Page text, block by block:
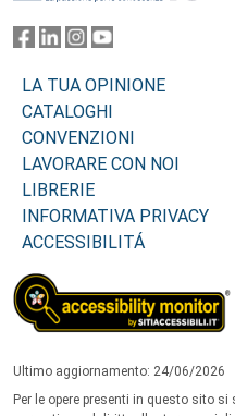
LA TUA OPINIONE
CATALOGHI
CONVENZIONI
LAVORARE CON NOI
LIBRERIE
INFORMATIVA PRIVACY
ACCESSIBILITÁ
Ultimo aggiornamento: 24/06/2026
Per le opere presenti in questo sito